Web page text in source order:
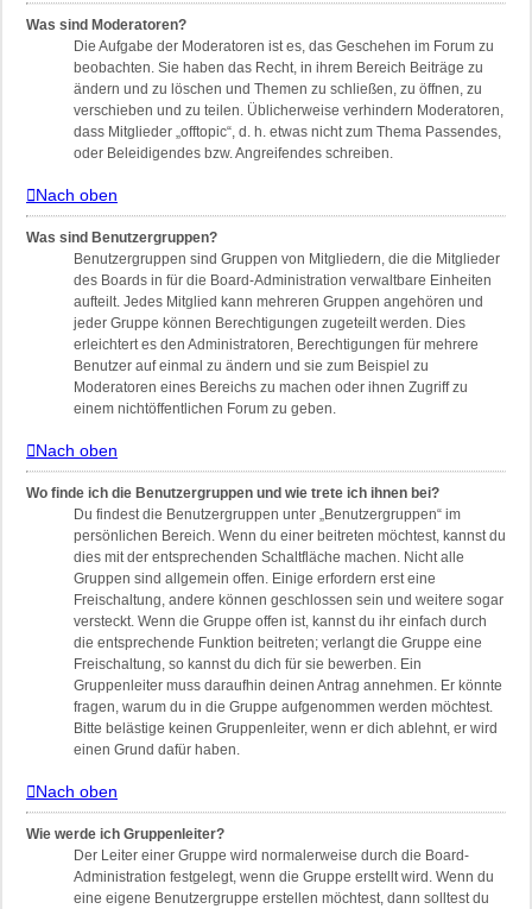
Was sind Moderatoren?
Die Aufgabe der Moderatoren ist es, das Geschehen im Forum zu
beobachten. Sie haben das Recht, in ihrem Bereich Beiträge zu
ändern und zu löschen und Themen zu schließen, zu öffnen, zu
verschieben und zu teilen. Üblicherweise verhindern Moderatoren,
dass Mitglieder „offtopic“, d. h. etwas nicht zum Thema Passendes,
oder Beleidigendes bzw. Angreifendes schreiben.
Nach oben
Was sind Benutzergruppen?
Benutzergruppen sind Gruppen von Mitgliedern, die die Mitglieder
des Boards in für die Board-Administration verwaltbare Einheiten
aufteilt. Jedes Mitglied kann mehreren Gruppen angehören und
jeder Gruppe können Berechtigungen zugeteilt werden. Dies
erleichtert es den Administratoren, Berechtigungen für mehrere
Benutzer auf einmal zu ändern und sie zum Beispiel zu
Moderatoren eines Bereichs zu machen oder ihnen Zugriff zu
einem nichtöffentlichen Forum zu geben.
Nach oben
Wo finde ich die Benutzergruppen und wie trete ich ihnen bei?
Du findest die Benutzergruppen unter „Benutzergruppen“ im
persönlichen Bereich. Wenn du einer beitreten möchtest, kannst du
dies mit der entsprechenden Schaltfläche machen. Nicht alle
Gruppen sind allgemein offen. Einige erfordern erst eine
Freischaltung, andere können geschlossen sein und weitere sogar
versteckt. Wenn die Gruppe offen ist, kannst du ihr einfach durch
die entsprechende Funktion beitreten; verlangt die Gruppe eine
Freischaltung, so kannst du dich für sie bewerben. Ein
Gruppenleiter muss daraufhin deinen Antrag annehmen. Er könnte
fragen, warum du in die Gruppe aufgenommen werden möchtest.
Bitte belästige keinen Gruppenleiter, wenn er dich ablehnt, er wird
einen Grund dafür haben.
Nach oben
Wie werde ich Gruppenleiter?
Der Leiter einer Gruppe wird normalerweise durch die Board-
Administration festgelegt, wenn die Gruppe erstellt wird. Wenn du
eine eigene Benutzergruppe erstellen möchtest, dann solltest du